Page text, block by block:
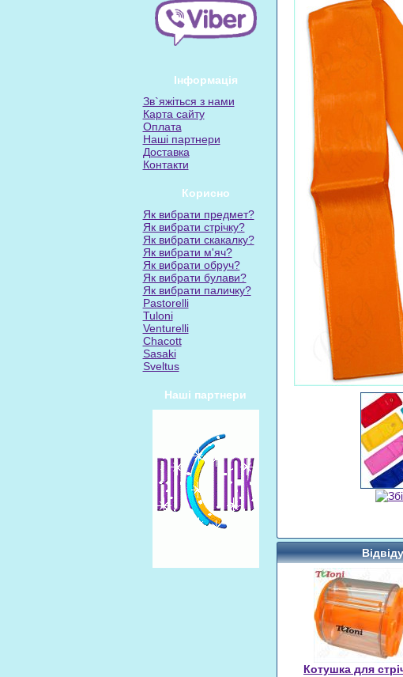
Інформація
Зв`яжіться з нами
Карта сайту
Оплата
Наші партнери
Доставка
Контакти
Корисно
Як вибрати предмет?
Як вибрати стрічку?
Як вибрати скакалку?
Як вибрати м'яч?
Як вибрати обруч?
Як вибрати булави?
Як вибрати паличку?
Pastorelli
Tuloni
Venturelli
Chacott
Sasaki
Sveltus
Наші партнери
Котушка для